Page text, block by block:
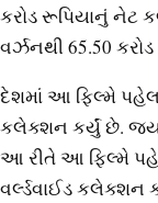
કરોડ રૂપિયાનું નેટ
વર્ઝનથી 65.50
દેશમાં આ ફિલ્મે
કલેક્શન કર્યું છે.
આ રીતે આ ફિલ્મે
વર્લ્ડવાઈડ કલેક્શન